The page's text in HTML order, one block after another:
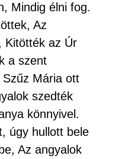
Mindig élni fog.
Az
Kitötték az Úr
a szent
Mária ott
szedték
könnyivel.
úgy hullott bele
Az angyalok